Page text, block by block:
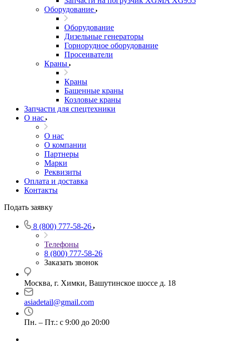
Оборудование
Оборудование
Дизельные генераторы
Горнорудное оборудование
Просеиватели
Краны
Краны
Башенные краны
Козловые краны
Запчасти для спецтехники
О нас
О нас
О компании
Партнеры
Марки
Реквизиты
Оплата и доставка
Контакты
Подать заявку
8 (800) 777-58-26
Телефоны
8 (800) 777-58-26
Заказать звонок
Москва, г. Химки, Вашутинское шоссе д. 18
asiadetail@gmail.com
Пн. – Пт.: с 9:00 до 20:00